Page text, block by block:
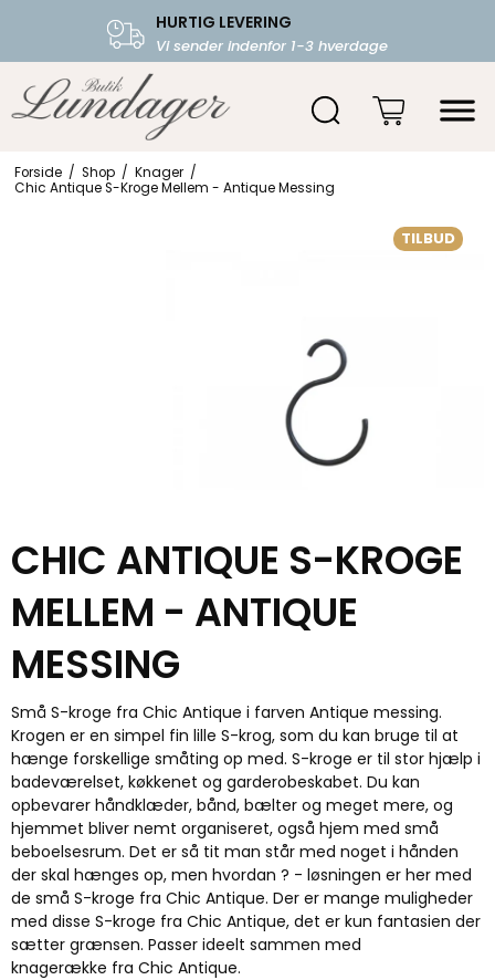
HURTIG LEVERING
Vi sender indenfor 1-3 hverdage
FRI FRAGT OVER 599.-
Starter fra 39,-
Forside / Shop / Knager /
Chic Antique S-Kroge Mellem - Antique Messing
TILBUD
CHIC ANTIQUE S-KROGE
MELLEM - ANTIQUE
MESSING
Små S-kroge fra Chic Antique i farven Antique messing.
Krogen er en simpel fin lille S-krog, som du kan bruge til at
hænge forskellige småting op med. S-kroge er til stor hjælp i
badeværelset, køkkenet og garderobeskabet. Du kan
opbevarer håndklæder, bånd, bælter og meget mere, og
hjemmet bliver nemt organiseret, også hjem med små
beboelsesrum. Det er så tit man står med noget i hånden
der skal hænges op, men hvordan ? - løsningen er her med
de små S-kroge fra Chic Antique. Der er mange muligheder
med disse S-kroge fra Chic Antique, det er kun fantasien der
sætter grænsen. Passer ideelt sammen med
knagerække fra Chic Antique.